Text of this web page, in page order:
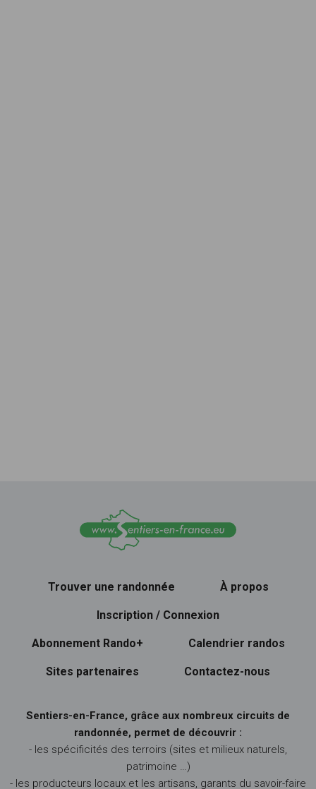
Trouver une randonnée À propos
Inscription / Connexion
Abonnement Rando+ Calendrier randos
Sites partenaires Contactez-nous
Sentiers-en-France, grâce aux nombreux circuits de
randonnée, permet de découvrir :
- les spécificités des terroirs (sites et milieux naturels,
patrimoine …)
- les producteurs locaux et les artisans, garants du savoir-faire